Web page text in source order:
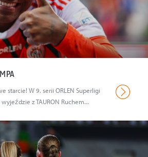
starcie! W 9. serii ORLEN Superligi
z TAURON Ruchem...